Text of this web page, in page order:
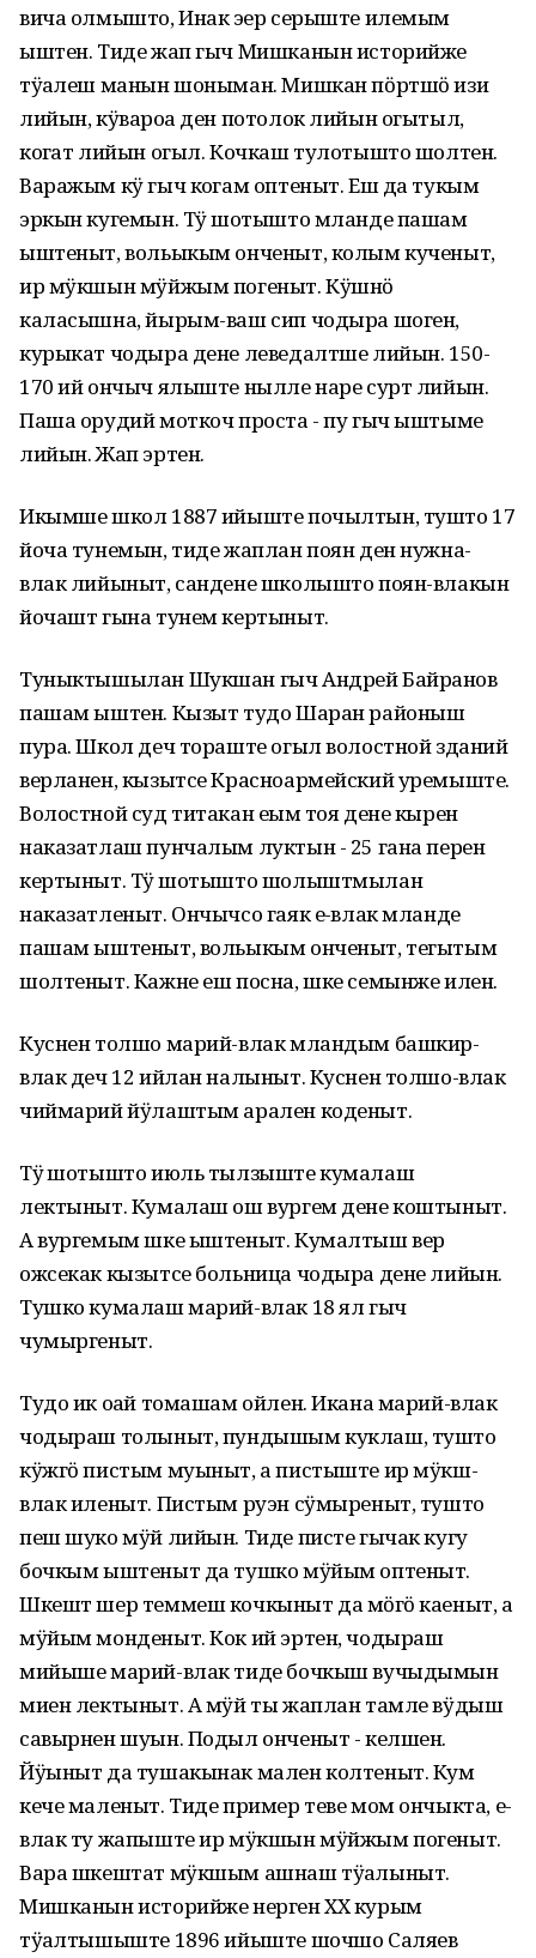
вича олмышто, Инак эҥер серыште илемым
ыштен. Тиде жап гыч Мишканын историйже
тӱҥалеш манын шоныман. Мишкан пӧртшӧ изи
лийын, кӱвароҥа ден потолок лийын огытыл,
коҥгат лийын огыл. Кочкаш тулотышто шолтен.
Варажым кӱ гыч коҥгам оптеныт. Еш да тукым
эркын кугемын. Тӱҥ шотышто мланде пашам
ыштеныт, вольыкым онченыт, колым кученыт,
ир мӱкшын мӱйжым погеныт. Кӱшнӧ
каласышна, йырым-ваш сип чодыра шоген,
курыкат чодыра дене леведалтше лийын. 150-
170 ий ончыч ялыште нылле наре сурт лийын.
Паша орудий моткоч проста - пу гыч ыштыме
лийын. Жап эртен.
Икымше школ 1887 ийыште почылтын, тушто 17
йоча тунемын, тиде жаплан поян ден нужна-
влак лийыныт, сандене школышто поян-влакын
йочашт гына тунем кертыныт.
Туныктышылан Шукшан гыч Андрей Байранов
пашам ыштен. Кызыт тудо Шаран районыш
пура. Школ деч тораште огыл волостной зданий
верланен, кызытсе Красноармейский уремыште.
Волостной суд титакан еҥым тоя дене кырен
наказатлаш пунчалым луктын - 25 гана перен
кертыныт. Тӱҥ шотышто шолыштмылан
наказатленыт. Ончычсо гаяк еҥ-влак мланде
пашам ыштеныт, вольыкым онченыт, тегытым
шолтеныт. Кажне еш посна, шке семынже илен.
Куснен толшо марий-влак мландым башкир-
влак деч 12 ийлан налыныт. Куснен толшо-влак
чиймарий йӱлаштым арален коденыт.
Тӱҥ шотышто июль тылзыште кумалаш
лектыныт. Кумалаш ош вургем дене коштыныт.
А вургемым шке ыштеныт. Кумалтыш вер
ожсекак кызытсе больница чодыра дене лийын.
Тушко кумалаш марий-влак 18 ял гыч
чумыргеныт.
Тудо ик оҥай томашам ойлен. Икана марий-влак
чодыраш толыныт, пундышым куклаш, тушто
кӱжгӧ пистым муыныт, а пистыште ир мӱкш-
влак иленыт. Пистым руэн сӱмыреныт, тушто
пеш шуко мӱй лийын. Тиде писте гычак кугу
бочкым ыштеныт да тушко мӱйым оптеныт.
Шкешт шер теммеш кочкыныт да мӧҥгӧ каеныт, а
мӱйым монденыт. Кок ий эртен, чодыраш
мийыше марий-влак тиде бочкыш вучыдымын
миен лектыныт. А мӱй ты жаплан тамле вӱдыш
савырнен шуын. Подыл онченыт - келшен.
Йӱыныт да тушакынак мален колтеныт. Кум
кече маленыт. Тиде пример теве мом ончыкта, еҥ-
влак ту жапыште ир мӱкшын мӱйжым погеныт.
Вара шкештат мӱкшым ашнаш тӱҥалыныт.
Мишканын историйже нерген XX курым
тӱҥалтышыште 1896 ийыште шочшо Саляев